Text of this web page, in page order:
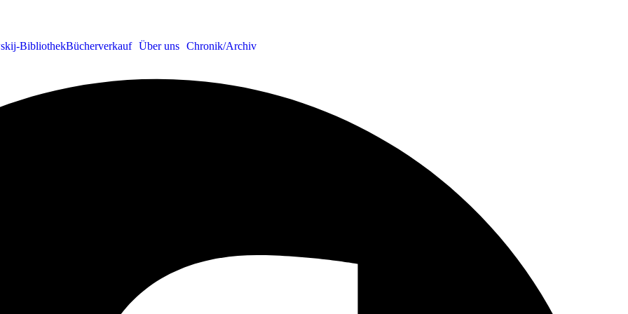
BibliothekBücherverkauf Über uns Chronik/Archiv